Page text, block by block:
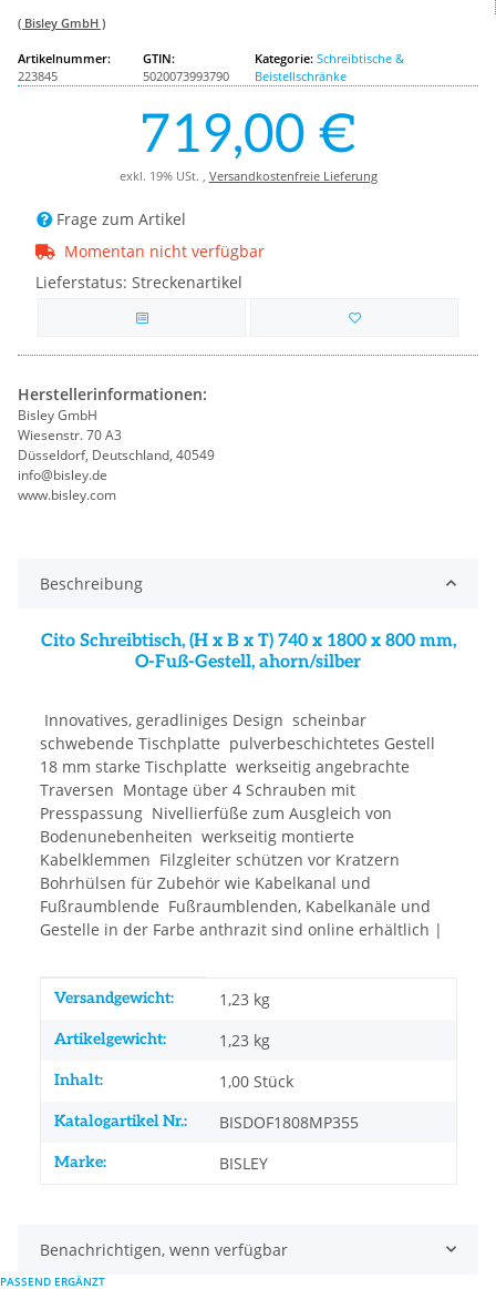
( Bisley GmbH )
Artikelnummer:
223845
GTIN:
5020073993790
Kategorie: Schreibtische &
Beistellschränke
719,00 €
exkl. 19% USt. , Versandkostenfreie Lieferung
Frage zum Artikel
Momentan nicht verfügbar
Lieferstatus: Streckenartikel
Herstellerinformationen:
Bisley GmbH
Wiesenstr. 70 A3
Düsseldorf, Deutschland, 40549
info@bisley.de
www.bisley.com
Beschreibung
Cito Schreibtisch, (H x B x T) 740 x 1800 x 800 mm,
O-Fuß-Gestell, ahorn/silber
 Innovatives, geradliniges Design  scheinbar
schwebende Tischplatte  pulverbeschichtetes Gestell 
18 mm starke Tischplatte  werkseitig angebrachte
Traversen  Montage über 4 Schrauben mit
Presspassung  Nivellierfüße zum Ausgleich von
Bodenunebenheiten  werkseitig montierte
Kabelklemmen  Filzgleiter schützen vor Kratzern 
Bohrhülsen für Zubehör wie Kabelkanal und
Fußraumblende  Fußraumblenden, Kabelkanäle und
Gestelle in der Farbe anthrazit sind online erhältlich |
Produkteigenschaft
Wert
Versandgewicht: 1,23 kg
Artikelgewicht: 1,23 kg
Inhalt: 1,00 Stück
Katalogartikel Nr.: BISDOF1808MP355
Marke: BISLEY
Benachrichtigen, wenn verfügbar
PASSEND ERGÄNZT